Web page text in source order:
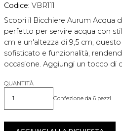
Codice: VBR111
Scopri il Bicchiere Aurum Acqua
perfetto per servire acqua con
cm e un'altezza di 9,5 cm,
sofisticato e funzionalità,
occasione. Aggiungi un tocco di
QUANTITÀ
Quantità Confezione da 6 pezzi